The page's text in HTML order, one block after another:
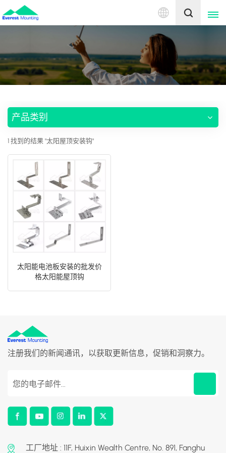
中
English
中文
产品类别
1 找到的结果 "太阳屋顶安装钩"
太阳能电池板安装的批发价
格太阳能屋顶钩
注册我们的新闻通讯，以获取更新信息，促销和洞察力。
工厂地址 : 11F, Huixin Wealth Centre, No. 891, Fanghu